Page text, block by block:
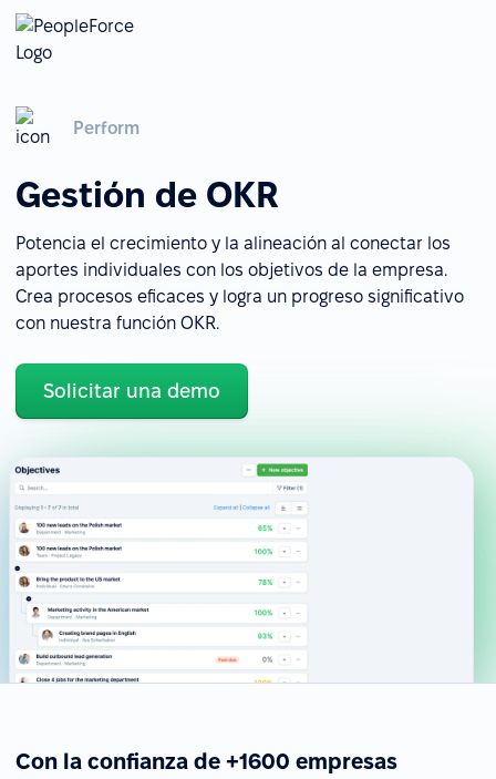
Perform
Gestión de OKR
Potencia el crecimiento y la alineación al conectar los
aportes individuales con los objetivos de la empresa.
Crea procesos eficaces y logra un progreso significativo
con nuestra función OKR.
Solicitar una demo
Con la confianza de +1600 empresas